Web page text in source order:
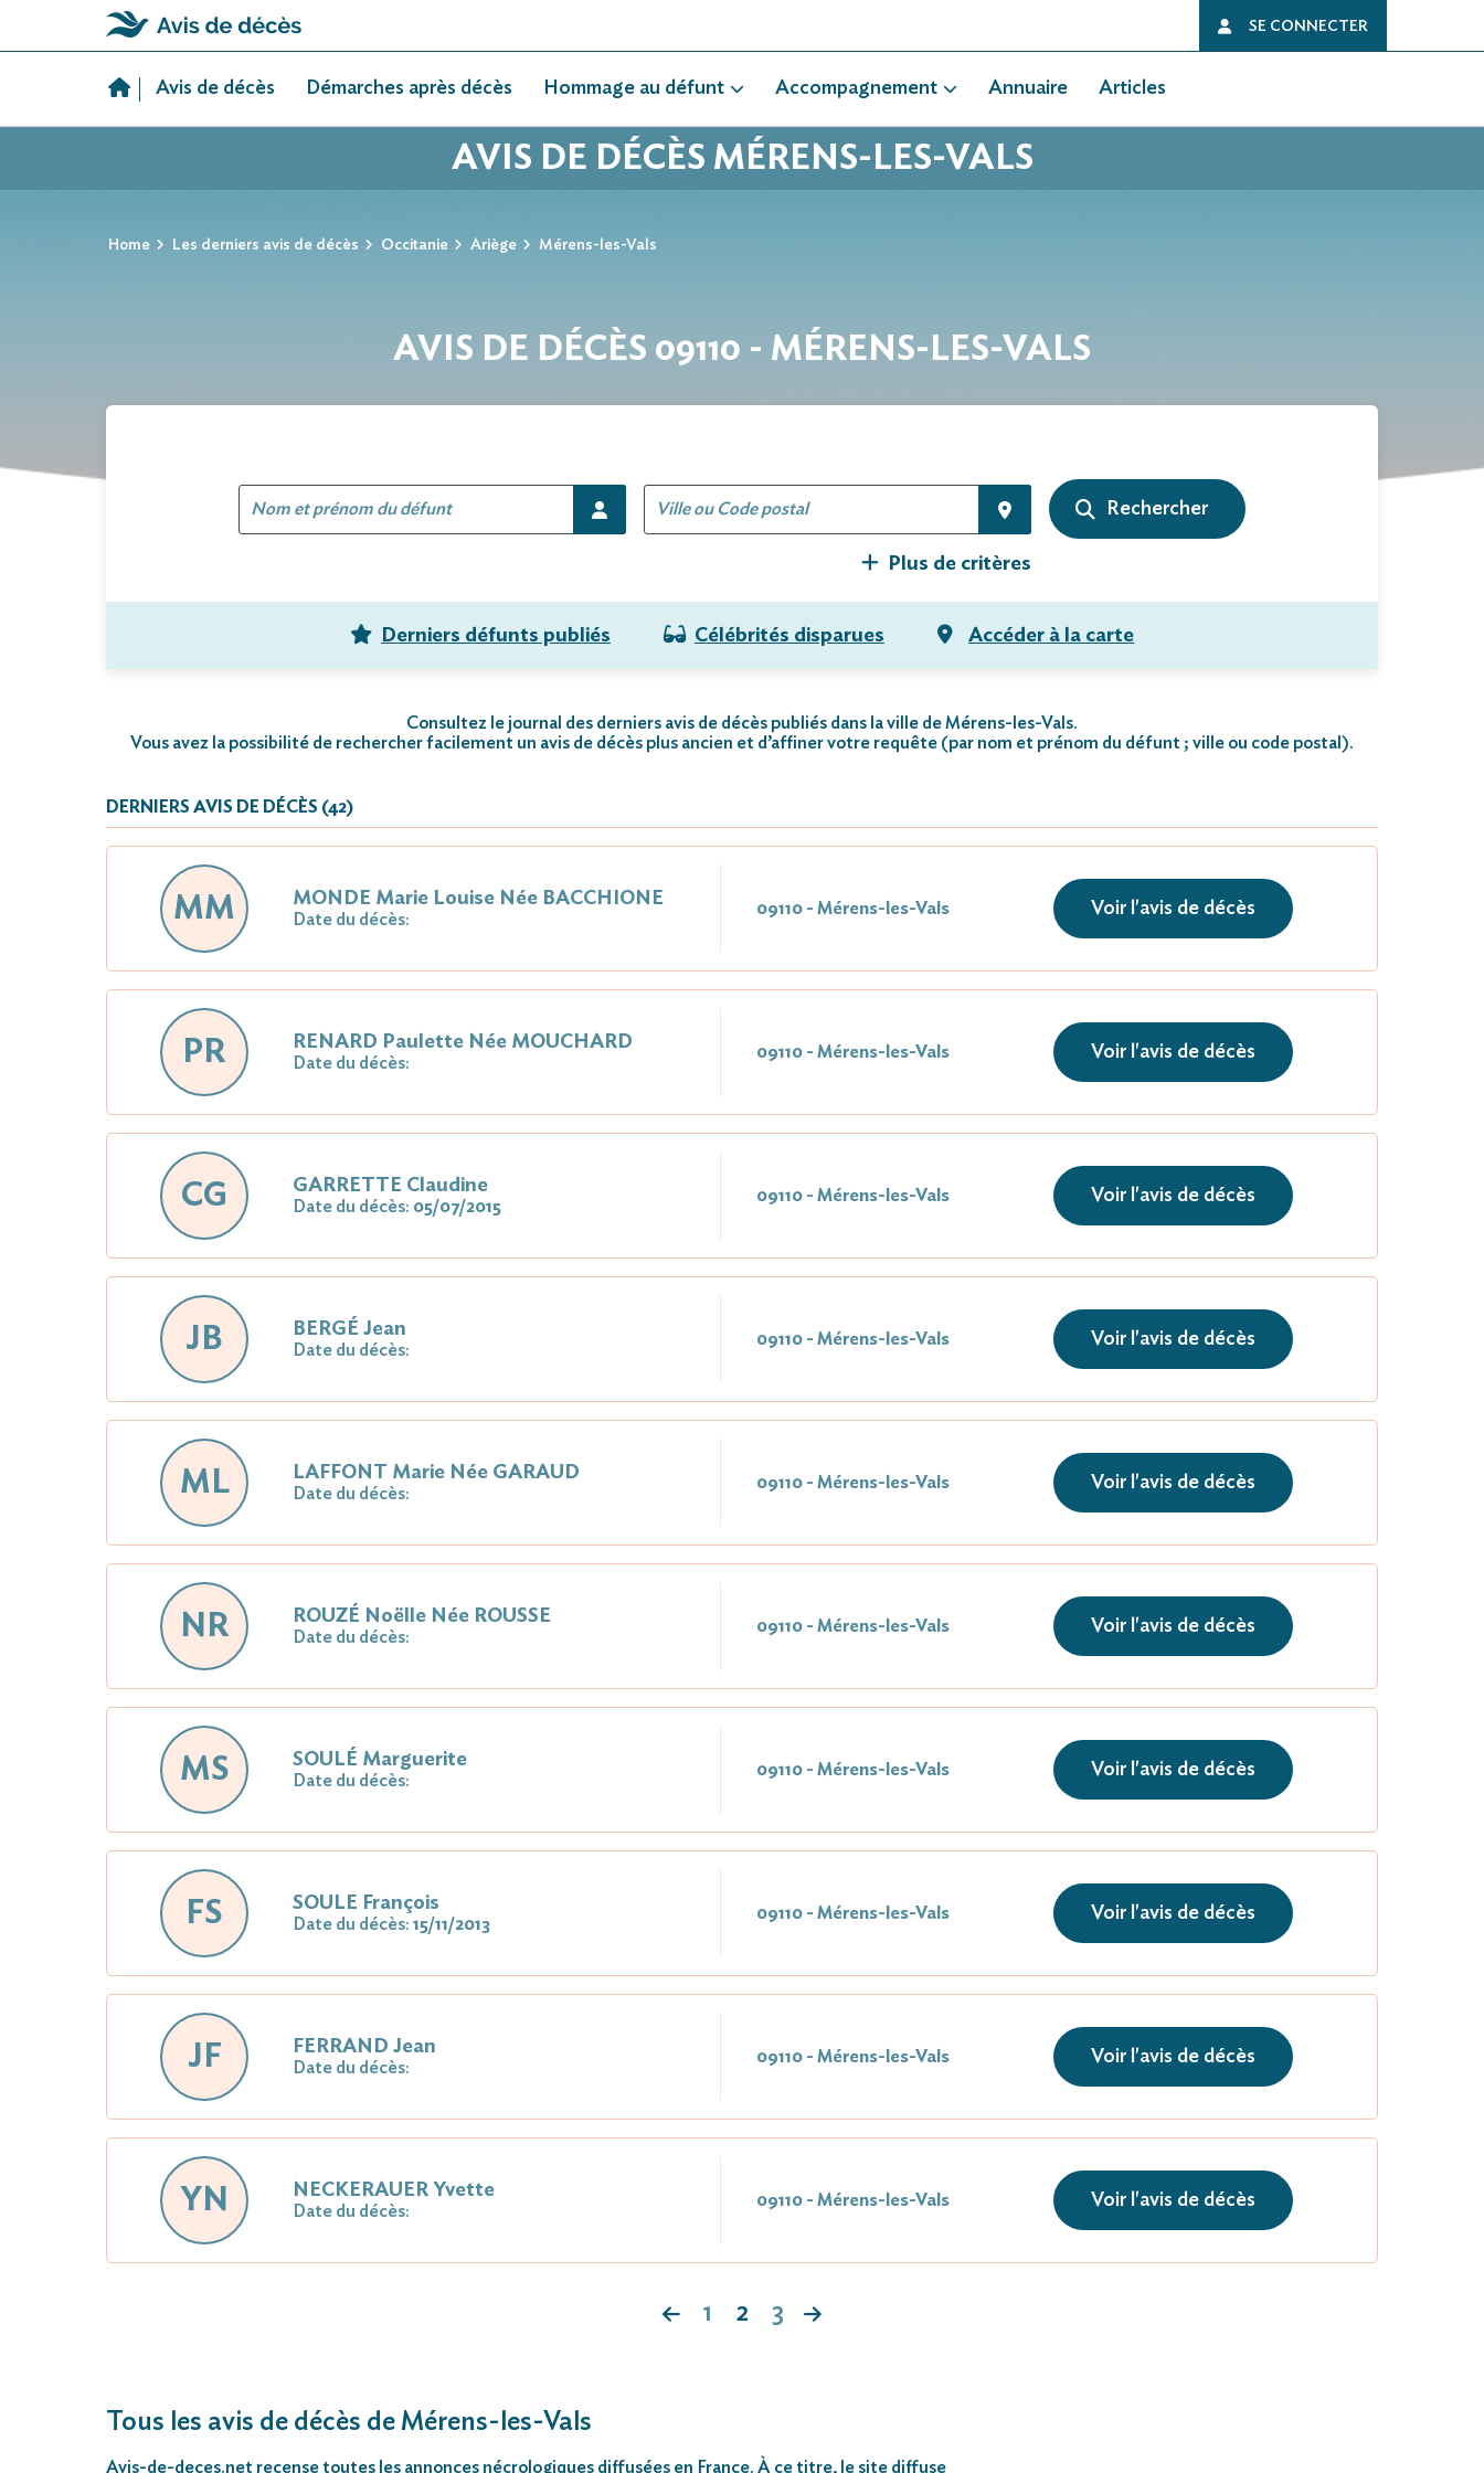
SE CONNECTER
Avis de décès Démarches après décès Hommage au défunt Accompagnement Annuaire Articles
AVIS DE DÉCÈS MÉRENS-LES-VALS
Home Les derniers avis de décès Occitanie Ariège Mérens-les-Vals
AVIS DE DÉCÈS 09110 - MÉRENS-LES-VALS
Plus de critères
Derniers défunts publiés Célébrités disparues Accéder à la carte
Consultez le journal des derniers avis de décès publiés dans la ville de Mérens-les-Vals.
Vous avez la possibilité de rechercher facilement un avis de décès plus ancien et d’affiner votre requête (par nom et prénom du défunt ; ville ou code postal).
DERNIERS AVIS DE DÉCÈS (42)
MM MONDE Marie Louise Née BACCHIONE
Date du décès:
09110 - Mérens-les-Vals Voir l'avis de décès
PR RENARD Paulette Née MOUCHARD
Date du décès:
09110 - Mérens-les-Vals Voir l'avis de décès
CG GARRETTE Claudine
Date du décès: 05/07/2015
09110 - Mérens-les-Vals Voir l'avis de décès
JB BERGÉ Jean
Date du décès:
09110 - Mérens-les-Vals Voir l'avis de décès
ML LAFFONT Marie Née GARAUD
Date du décès:
09110 - Mérens-les-Vals Voir l'avis de décès
NR ROUZÉ Noëlle Née ROUSSE
Date du décès:
09110 - Mérens-les-Vals Voir l'avis de décès
MS SOULÉ Marguerite
Date du décès:
09110 - Mérens-les-Vals Voir l'avis de décès
FS SOULE François
Date du décès: 15/11/2013
09110 - Mérens-les-Vals Voir l'avis de décès
JF FERRAND Jean
Date du décès:
09110 - Mérens-les-Vals Voir l'avis de décès
YN NECKERAUER Yvette
Date du décès:
09110 - Mérens-les-Vals Voir l'avis de décès
1 2 3
Tous les avis de décès de Mérens-les-Vals
Avis-de-deces.net recense toutes les annonces nécrologiques diffusées en France. À ce titre, le site diffuse